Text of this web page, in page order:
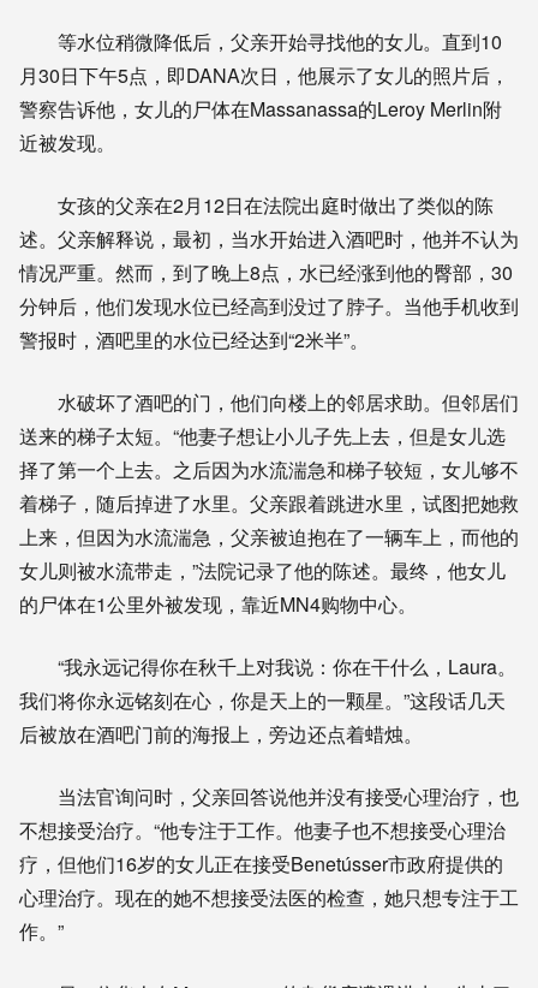
等水位稍微降低后，父亲开始寻找他的女儿。直到10
月30日下午5点，即DANA次日，他展示了女儿的照片后，
警察告诉他，女儿的尸体在Massanassa的Leroy Merlin附
近被发现。
女孩的父亲在2月12日在法院出庭时做出了类似的陈
述。父亲解释说，最初，当水开始进入酒吧时，他并不认为
情况严重。然而，到了晚上8点，水已经涨到他的臀部，30
分钟后，他们发现水位已经高到没过了脖子。当他手机收到
警报时，酒吧里的水位已经达到“2米半”。
水破坏了酒吧的门，他们向楼上的邻居求助。但邻居们
送来的梯子太短。“他妻子想让小儿子先上去，但是女儿选
择了第一个上去。之后因为水流湍急和梯子较短，女儿够不
着梯子，随后掉进了水里。父亲跟着跳进水里，试图把她救
上来，但因为水流湍急，父亲被迫抱在了一辆车上，而他的
女儿则被水流带走，”法院记录了他的陈述。最终，他女儿
的尸体在1公里外被发现，靠近MN4购物中心。
“我永远记得你在秋千上对我说：你在干什么，Laura。
我们将你永远铭刻在心，你是天上的一颗星。”这段话几天
后被放在酒吧门前的海报上，旁边还点着蜡烛。
当法官询问时，父亲回答说他并没有接受心理治疗，也
不想接受治疗。“他专注于工作。他妻子也不想接受心理治
疗，但他们16岁的女儿正在接受Benetússer市政府提供的
心理治疗。现在的她不想接受法医的检查，她只想专注于工
作。”